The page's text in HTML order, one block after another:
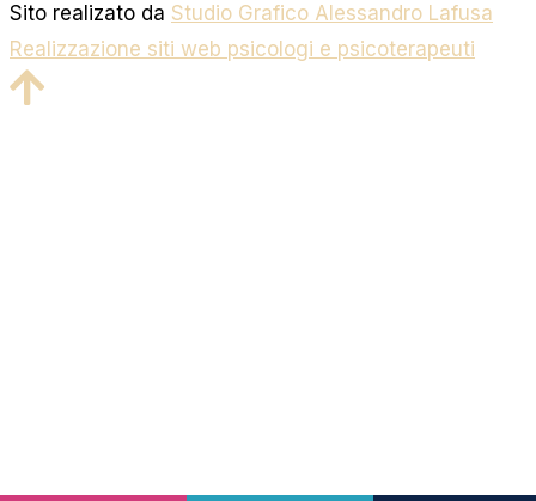
Sito realizato da Studio Grafico Alessandro Lafusa
Realizzazione siti web psicologi e psicoterapeuti